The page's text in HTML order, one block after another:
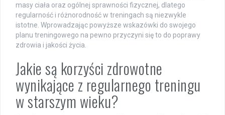
masy ciała oraz ogólnej sprawności fizycznej, dlatego
regularność i różnorodność w treningach są niezwykle
istotne. Wprowadzając powyższe wskazówki do swojego
planu treningowego na pewno przyczyni się to do poprawy
zdrowia i jakości życia.
Jakie są korzyści zdrowotne
wynikające z regularnego treningu
w starszym wieku?